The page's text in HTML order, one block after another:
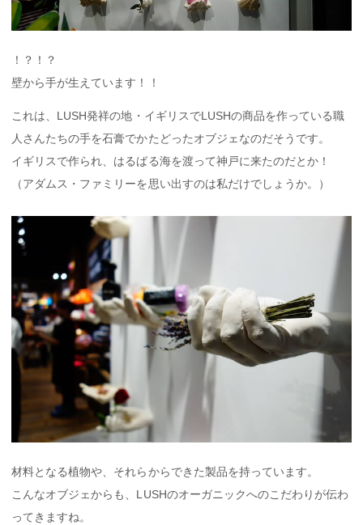
！？！？
壁から手が生えています！！
これは、LUSH発祥の地・イギリスでLUSHの商品を作っている職
人さんたちの手を石膏でかたどったオブジェなのだそうです。
イギリスで作られ、はるばる海を渡って神戸に来たのだとか！
（アダムス・ファミリーを思い出すのは私だけでしょうか。）
材料となる植物や、それらからできた製品を持っています。
こんなオブジェからも、LUSHのオーガニックへのこだわりが伝わ
ってきますね。